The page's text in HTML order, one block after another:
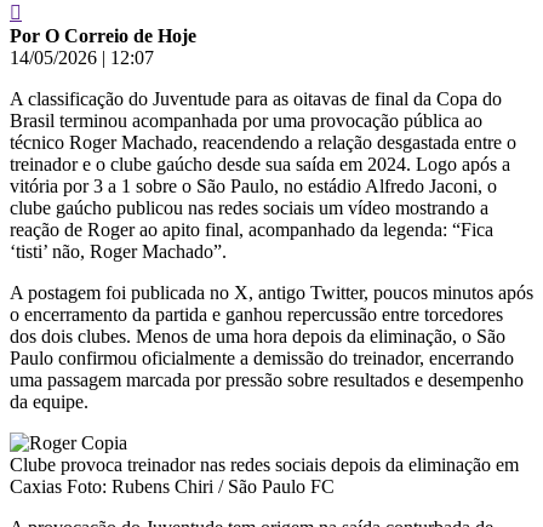
Por O Correio de Hoje
14/05/2026 | 12:07
A classificação do Juventude para as oitavas de final da Copa do
Brasil terminou acompanhada por uma provocação pública ao
técnico Roger Machado, reacendendo a relação desgastada entre o
treinador e o clube gaúcho desde sua saída em 2024. Logo após a
vitória por 3 a 1 sobre o São Paulo, no estádio Alfredo Jaconi, o
clube gaúcho publicou nas redes sociais um vídeo mostrando a
reação de Roger ao apito final, acompanhado da legenda: “Fica
‘tisti’ não, Roger Machado”.
A postagem foi publicada no X, antigo Twitter, poucos minutos após
o encerramento da partida e ganhou repercussão entre torcedores
dos dois clubes. Menos de uma hora depois da eliminação, o São
Paulo confirmou oficialmente a demissão do treinador, encerrando
uma passagem marcada por pressão sobre resultados e desempenho
da equipe.
Clube provoca treinador nas redes sociais depois da eliminação em
Caxias Foto: Rubens Chiri / São Paulo FC